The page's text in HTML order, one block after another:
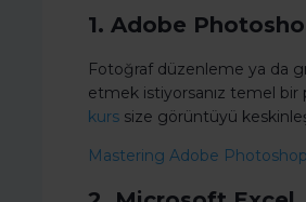
1. Adobe
Fotoğraf düzenleme ya da
etmek istiyorsanız temel bir
kurs size görüntüyü
Mastering Adobe